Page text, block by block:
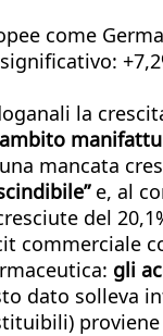
come
la
mancata
e, al
del
commerciale
gli
dato solleva